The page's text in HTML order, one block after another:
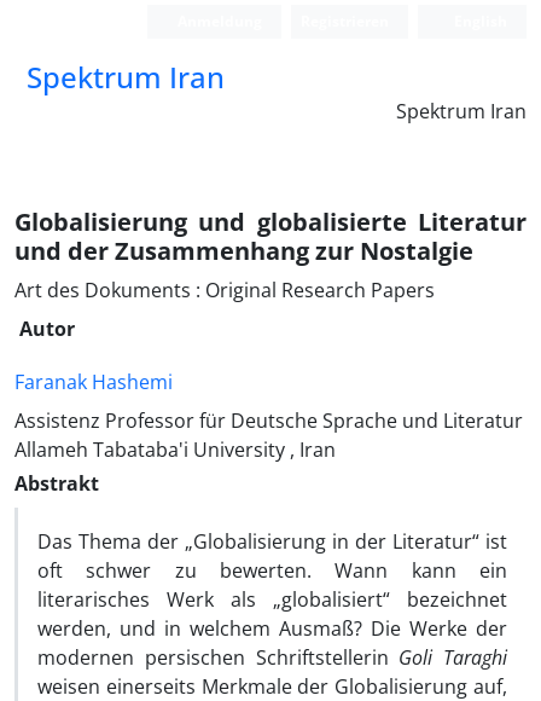
Spektrum Iran
Spektrum Iran
Globalisierung und globalisierte Literatur
und der Zusammenhang zur Nostalgie
Art des Dokuments : Original Research Papers
Autor
Faranak Hashemi
Assistenz Professor für Deutsche Sprache und Literatur
Allameh Tabataba'i University , Iran
Abstrakt
Das Thema der „Globalisierung in der Literatur“ ist
oft schwer zu bewerten. Wann kann ein
literarisches Werk als „globalisiert“ bezeichnet
werden, und in welchem Ausmaß? Die Werke der
modernen persischen Schriftstellerin Goli Taraghi
weisen einerseits Merkmale der Globalisierung auf,